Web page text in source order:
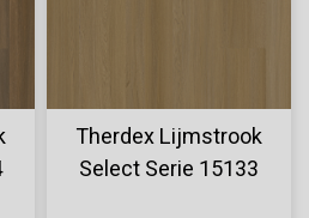
Therdex Lijmstrook
Select Serie 15133